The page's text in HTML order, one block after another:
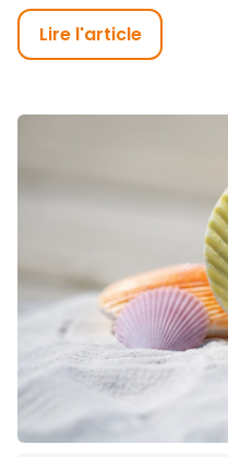
Lire l'article